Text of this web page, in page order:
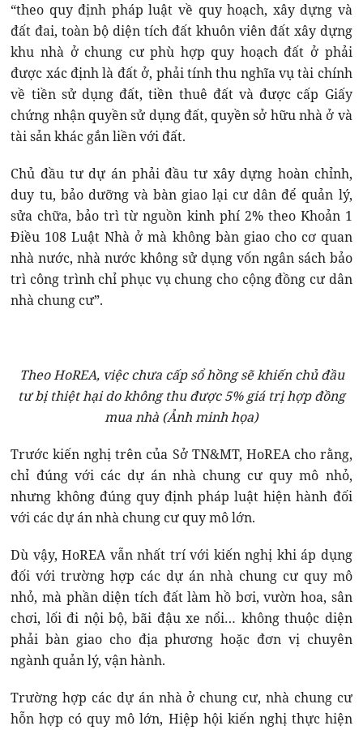
“theo quy định pháp luật về quy hoạch, xây dựng và
đất đai, toàn bộ diện tích đất khuôn viên đất xây dựng
khu nhà ở chung cư phù hợp quy hoạch đất ở phải
được xác định là đất ở, phải tính thu nghĩa vụ tài chính
về tiền sử dụng đất, tiền thuê đất và được cấp Giấy
chứng nhận quyền sử dụng đất, quyền sở hữu nhà ở và
tài sản khác gắn liền với đất.
Chủ đầu tư dự án phải đầu tư xây dựng hoàn chỉnh,
duy tu, bảo dưỡng và bàn giao lại cư dân để quản lý,
sửa chữa, bảo trì từ nguồn kinh phí 2% theo Khoản 1
Điều 108 Luật Nhà ở mà không bàn giao cho cơ quan
nhà nước, nhà nước không sử dụng vốn ngân sách bảo
trì công trình chỉ phục vụ chung cho cộng đồng cư dân
nhà chung cư”.
Theo HoREA, việc chưa cấp sổ hồng sẽ khiến chủ đầu
tư bị thiệt hại do không thu được 5% giá trị hợp đồng
mua nhà (Ảnh minh họa)
Trước kiến nghị trên của Sở TN&MT, HoREA cho rằng,
chỉ đúng với các dự án nhà chung cư quy mô nhỏ,
nhưng không đúng quy định pháp luật hiện hành đối
với các dự án nhà chung cư quy mô lớn.
Dù vậy, HoREA vẫn nhất trí với kiến nghị khi áp dụng
đối với trường hợp các dự án nhà chung cư quy mô
nhỏ, mà phần diện tích đất làm hồ bơi, vườn hoa, sân
chơi, lối đi nội bộ, bãi đậu xe nổi… không thuộc diện
phải bàn giao cho địa phương hoặc đơn vị chuyên
ngành quản lý, vận hành.
Trường hợp các dự án nhà ở chung cư, nhà chung cư
hỗn hợp có quy mô lớn, Hiệp hội kiến nghị thực hiện